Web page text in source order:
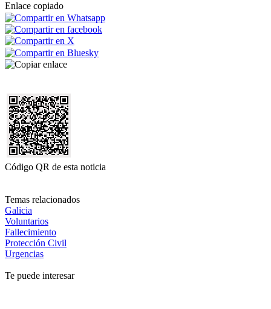
Enlace copiado
Código QR de esta noticia
Temas relacionados
Galicia
Voluntarios
Fallecimiento
Protección Civil
Urgencias
Te puede interesar